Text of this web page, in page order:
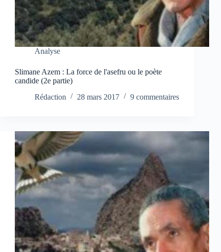
Analyse
Slimane Azem : La force de l'asefru ou le poète
candide (2e partie)
Rédaction
28 mars 2017 9 commentaires